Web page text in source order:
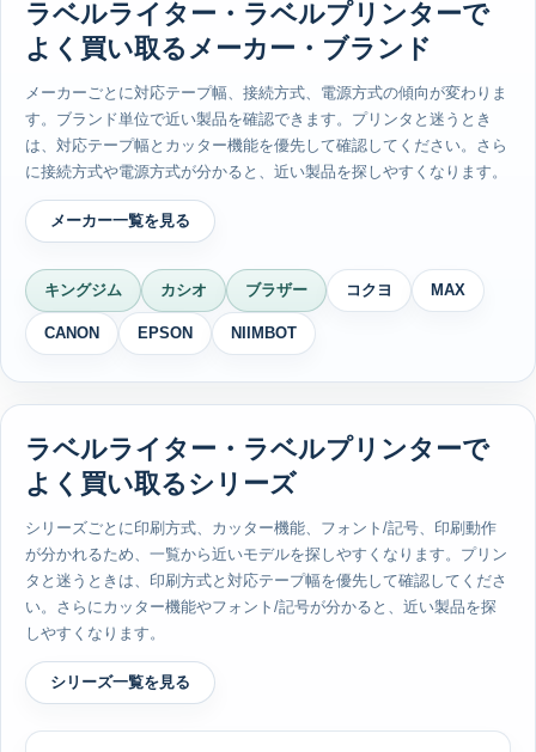
ラベルライター・ラベルプリンターで
よく買い取るメーカー・ブランド
メーカーごとに対応テープ幅、接続方式、電源方式の傾向が変わりま
す。ブランド単位で近い製品を確認できます。プリンタと迷うとき
は、対応テープ幅とカッター機能を優先して確認してください。さら
に接続方式や電源方式が分かると、近い製品を探しやすくなります。
メーカー一覧を見る
キングジム カシオ ブラザー コクヨ MAX
CANON EPSON NIIMBOT
ラベルライター・ラベルプリンターで
よく買い取るシリーズ
シリーズごとに印刷方式、カッター機能、フォント/記号、印刷動作
が分かれるため、一覧から近いモデルを探しやすくなります。プリン
タと迷うときは、印刷方式と対応テープ幅を優先して確認してくださ
い。さらにカッター機能やフォント/記号が分かると、近い製品を探
しやすくなります。
シリーズ一覧を見る